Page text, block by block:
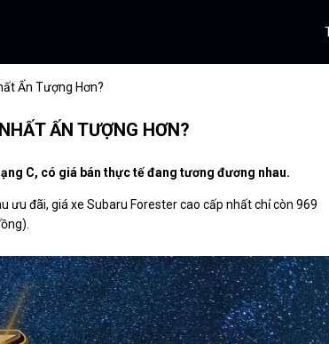
Ấn Tượng Hơn?
ẤN TƯỢNG HƠN?
C, có giá bán thực tế đang tương đương nhau.
ưu đãi, giá xe Subaru Forester cao cấp nhất chỉ còn 969